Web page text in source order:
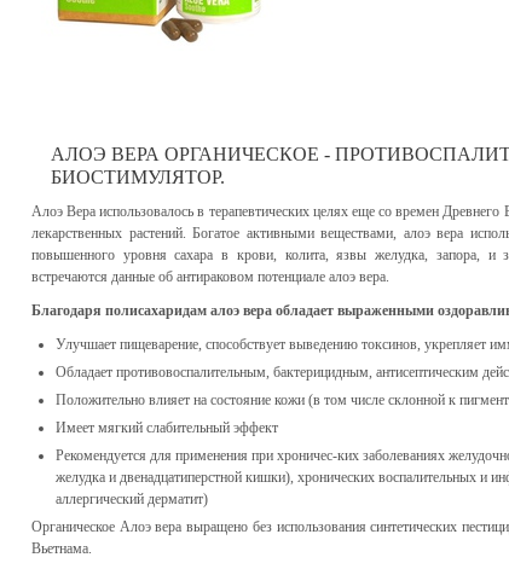
АЛОЭ ВЕРА ОРГАНИЧЕСКОЕ -
БИОСТИМУЛЯТОР.
Алоэ Вера использовалось в терапевтических целях еще со времен
лекарственных растений. Богатое активными веществами, алоэ вера
повышенного уровня сахара в крови, колита, язвы желудка, запора, и
встречаются данные об антираковом потенциале алоэ вера.
Благодаря полисахаридам алоэ вера обладает выраженными
Улучшает пищеварение, способствует выведению токсинов, укрепляет
Обладает противовоспалительным, бактерицидным, антисептическим
Положительно влияет на состояние кожи (в том числе склонной к
Имеет мягкий слабительный эффект
Рекомендуется для применения при хроничес-ких заболеваниях
желудка и двенадцатиперстной кишки), хронических воспалительных и
аллергический дерматит)
Органическое Алоэ вера выращено без использования синтетических
Вьетнама.